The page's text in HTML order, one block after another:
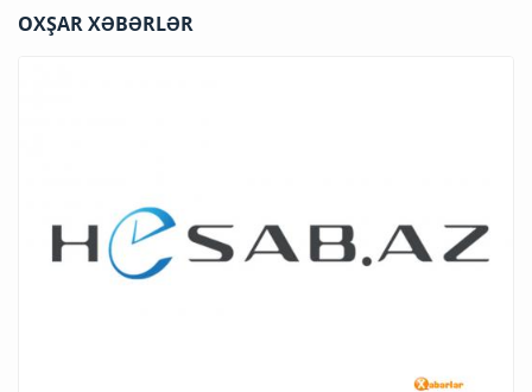
OXŞAR XƏBƏRLƏR